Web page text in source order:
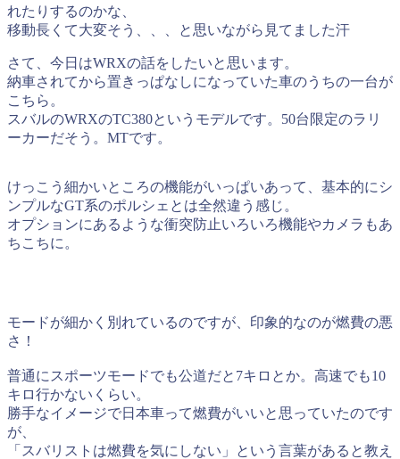
れたりするのかな、
移動長くて大変そう、、、と思いながら見てました汗
さて、今日はWRXの話をしたいと思います。
納車されてから置きっぱなしになっていた車のうちの一台が
こちら。
スバルのWRXのTC380というモデルです。50台限定のラリ
ーカーだそう。MTです。
けっこう細かいところの機能がいっぱいあって、基本的にシ
ンプルなGT系のポルシェとは全然違う感じ。
オプションにあるような衝突防止いろいろ機能やカメラもあ
ちこちに。
モードが細かく別れているのですが、印象的なのが燃費の悪
さ！
普通にスポーツモードでも公道だと7キロとか。高速でも10
キロ行かないくらい。
勝手なイメージで日本車って燃費がいいと思っていたのです
が、
「スバリストは燃費を気にしない」という言葉があると教え